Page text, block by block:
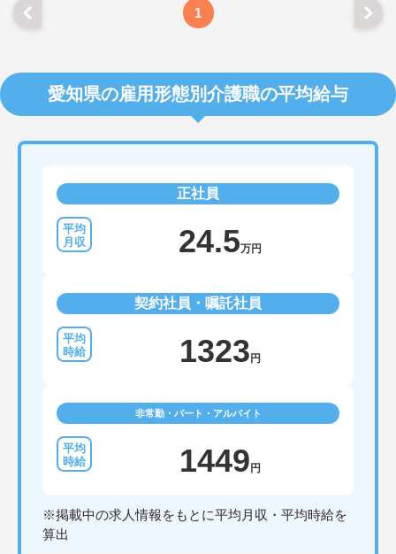
1
愛知県の雇用形態別介護職の平均給与
正社員
24.5万円
契約社員・嘱託社員
1323 円
非常勤・パート・アルバイト
1449 円
※掲載中の求人情報をもとに平均月収・平均時給を
算出